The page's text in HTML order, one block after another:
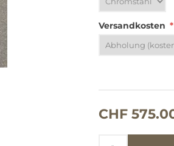
Versandkosten *
CHF